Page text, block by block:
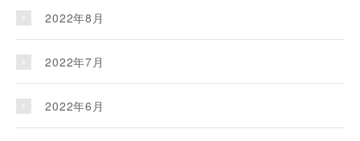
2022年8月
2022年7月
2022年6月